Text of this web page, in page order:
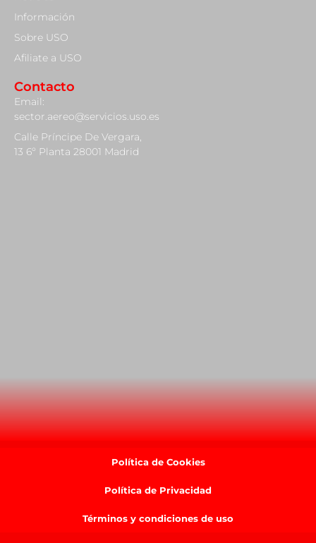
Información
Sobre USO
Afiliate a USO
Contacto
Email:
sector.aereo@servicios.uso.es
Calle Príncipe De Vergara,
13 6º Planta 28001 Madrid
Política de Cookies
Política de Privacidad
Términos y condiciones de uso